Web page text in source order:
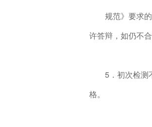
规范》要求
许答辩，如仍不
5．初次检测
格。